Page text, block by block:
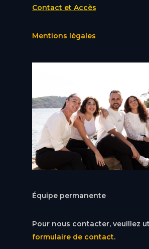
Contact et Accès
Mentions légales
Équipe permanente
Pour nous contacter, veuillez
formulaire de contact.